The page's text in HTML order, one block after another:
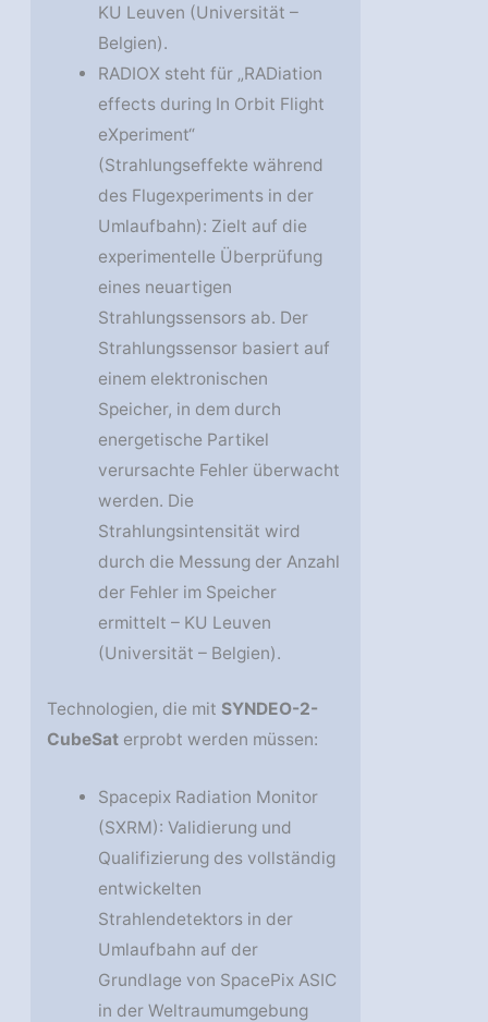
KU Leuven (Universität –
Belgien).
RADIOX steht für „RADiation
effects during In Orbit Flight
eXperiment“
(Strahlungseffekte während
des Flugexperiments in der
Umlaufbahn): Zielt auf die
experimentelle Überprüfung
eines neuartigen
Strahlungssensors ab. Der
Strahlungssensor basiert auf
einem elektronischen
Speicher, in dem durch
energetische Partikel
verursachte Fehler überwacht
werden. Die
Strahlungsintensität wird
durch die Messung der Anzahl
der Fehler im Speicher
ermittelt – KU Leuven
(Universität – Belgien).
Technologien, die mit SYNDEO-2-
CubeSat erprobt werden müssen:
Spacepix Radiation Monitor
(SXRM): Validierung und
Qualifizierung des vollständig
entwickelten
Strahlendetektors in der
Umlaufbahn auf der
Grundlage von SpacePix ASIC
in der Weltraumumgebung